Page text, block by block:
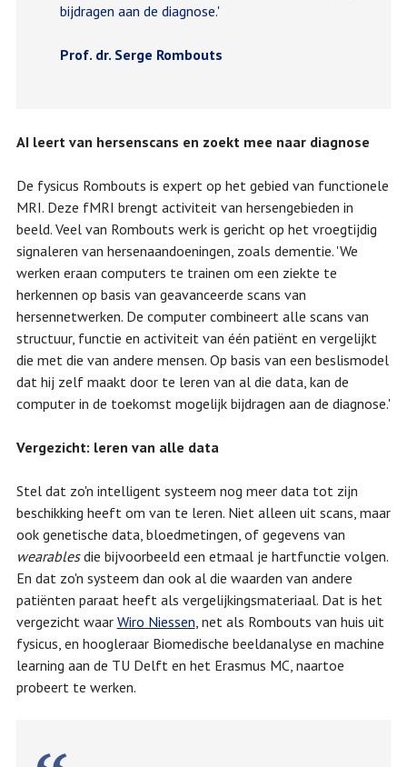
bijdragen aan de diagnose.'
Prof. dr. Serge Rombouts
AI leert van hersenscans en zoekt mee naar diagnose
De fysicus Rombouts is expert op het gebied van functionele
MRI. Deze fMRI brengt activiteit van hersengebieden in
beeld. Veel van Rombouts werk is gericht op het vroegtijdig
signaleren van hersenaandoeningen, zoals dementie. 'We
werken eraan computers te trainen om een ziekte te
herkennen op basis van geavanceerde scans van
hersennetwerken. De computer combineert alle scans van
structuur, functie en activiteit van één patiënt en vergelijkt
die met die van andere mensen. Op basis van een beslismodel
dat hij zelf maakt door te leren van al die data, kan de
computer in de toekomst mogelijk bijdragen aan de diagnose.'
Vergezicht: leren van alle data
Stel dat zo'n intelligent systeem nog meer data tot zijn
beschikking heeft om van te leren. Niet alleen uit scans, maar
ook genetische data, bloedmetingen, of gegevens van
wearablesdie bijvoorbeeld een etmaal je hartfunctie volgen.
En dat zo'n systeem dan ook al die waarden van andere
patiënten paraat heeft als vergelijkingsmateriaal. Dat is het
vergezicht waar Wiro Niessen , net als Rombouts van huis uit
fysicus, en hoogleraar Biomedische beeldanalyse en machine
learning aan de TU Delft en het Erasmus MC, naartoe
probeert te werken.